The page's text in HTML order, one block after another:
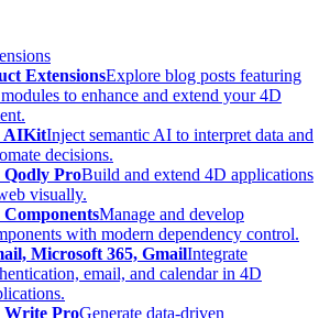
ExtensionsExplore blog posts featuring
to enhance and extend your 4D
AIKitInject semantic AI to interpret data and
decisions.
Qodly ProBuild and extend 4D applications
visually.
ComponentsManage and develop
with modern dependency control.
Microsoft 365, GmailIntegrate
email, and calendar in 4D
Write ProGenerate data-driven